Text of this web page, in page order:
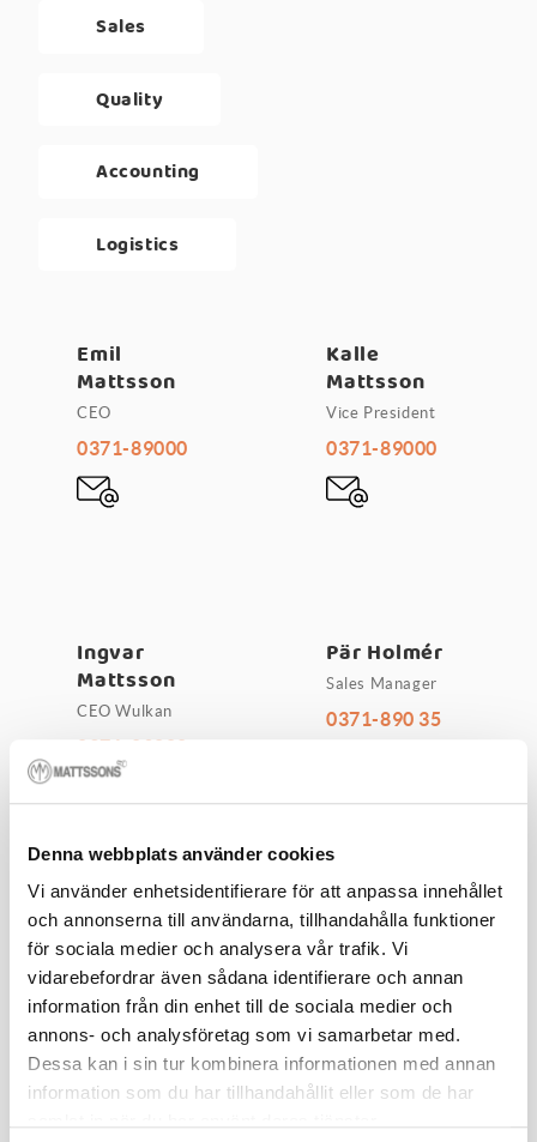
Denna webbplats använder cookies
Vi använder enhetsidentifierare för att anpassa innehållet
och annonserna till användarna, tillhandahålla funktioner
för sociala medier och analysera vår trafik. Vi
vidarebefordrar även sådana identifierare och annan
information från din enhet till de sociala medier och
annons- och analysföretag som vi samarbetar med.
Dessa kan i sin tur kombinera informationen med annan
information som du har tillhandahållit eller som de har
Sales
Quality
Accounting
Logistics
Emil
Mattsson
CEO
0371-89000
Kalle
Mattsson
Vice President
0371-89000
Ingvar
Mattsson
CEO Wulkan
0371-89000
Pär Holmér
Sales Manager
0371-890 35
Anders Ek
Sales
0371-890 11
Elvis
Muratovic
Sales
0371-890 14